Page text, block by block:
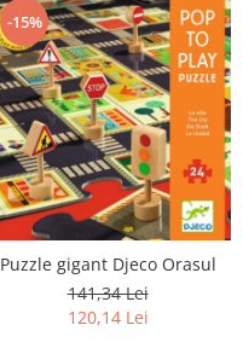
-15%
Puzzle gigant Djeco Orasul
141,34 Lei
120,14 Lei